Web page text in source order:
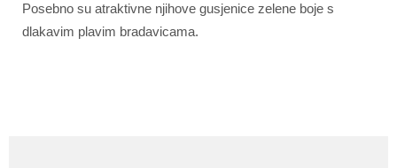
Posebno su atraktivne njihove gusjenice zelene boje s
dlakavim plavim bradavicama.